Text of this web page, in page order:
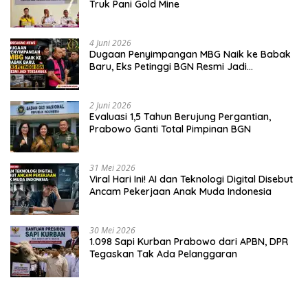
Truk Pani Gold Mine
4 Juni 2026
Dugaan Penyimpangan MBG Naik ke Babak
Baru, Eks Petinggi BGN Resmi Jadi
2 Juni 2026
Evaluasi 1,5 Tahun Berujung Pergantian,
Prabowo Ganti Total Pimpinan BGN
31 Mei 2026
Viral Hari Ini! AI dan Teknologi Digital Disebut
Ancam Pekerjaan Anak Muda Indonesia
30 Mei 2026
1.098 Sapi Kurban Prabowo dari APBN, DPR
Tegaskan Tak Ada Pelanggaran